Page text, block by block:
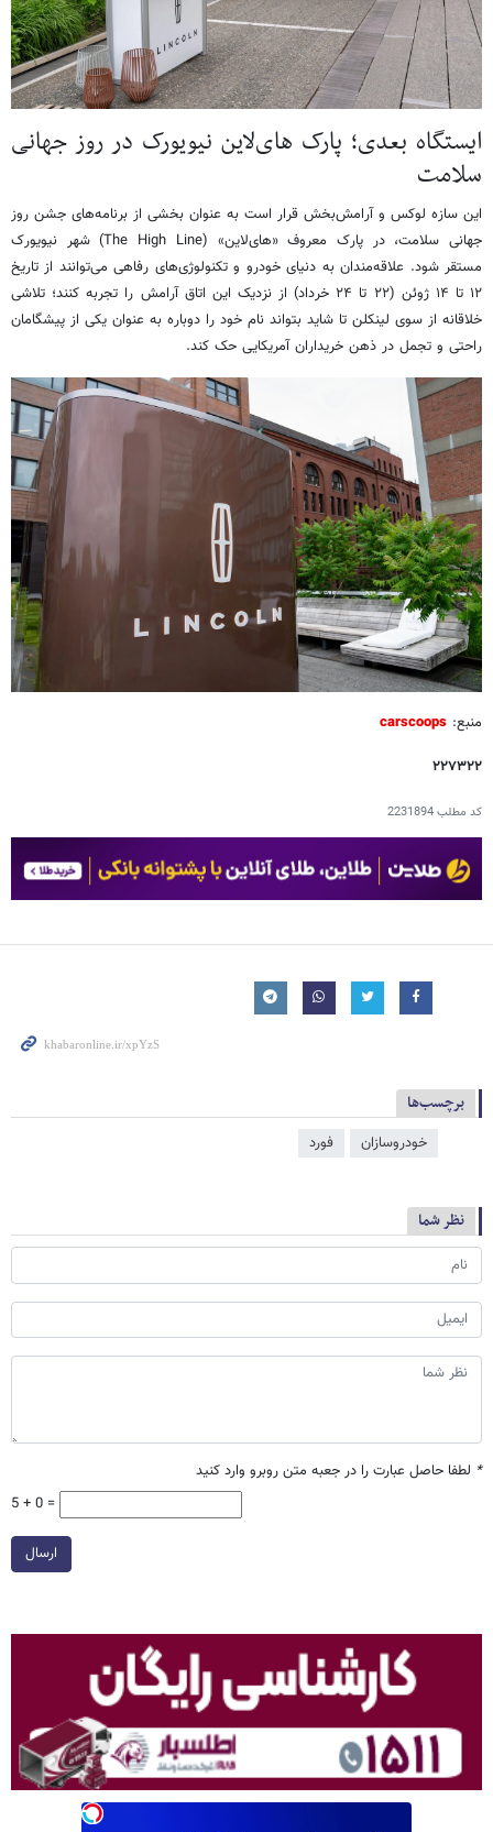
ایستگاه بعدی؛ پارک های‌لاین نیویورک در روز جهانی
سلامت
این سازه لوکس و آرامش‌بخش قرار است به عنوان بخشی از برنامه‌های جشن روز
جهانی سلامت، در پارک معروف «های‌لاین» (The High Line) شهر نیویورک
مستقر شود. علاقه‌مندان به دنیای خودرو و تکنولوژی‌های رفاهی می‌توانند از تاریخ
۱۲ تا ۱۴ ژوئن (۲۲ تا ۲۴ خرداد) از نزدیک این اتاق آرامش را تجربه کنند؛ تلاشی
خلاقانه از سوی لینکلن تا شاید بتواند نام خود را دوباره به عنوان یکی از پیشگامان
راحتی و تجمل در ذهن خریداران آمریکایی حک کند.
منبع: carscoops
۲۲۷۳۲۲
کد مطلب2231894
برچسب‌ها
خودروسازان فورد
نظر شما
* لطفا حاصل عبارت را در جعبه متن روبرو وارد کنید
5 + 0 =
ارسال